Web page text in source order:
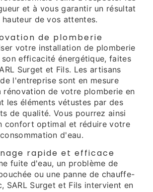
et à vous garantir un résultat
hauteur de vos attentes.
de plomberie
votre installation de plomberie
efficacité énergétique, faites
Surget et Fils. Les artisans
l'entreprise sont en mesure
de votre plomberie en
les éléments vétustes par des
de qualité. Vous pourrez ainsi
confort optimal et réduire votre
consommation d'eau.
rapide et efficace
fuite d'eau, un problème de
ou une panne de chauffe-
SARL Surget et Fils intervient en